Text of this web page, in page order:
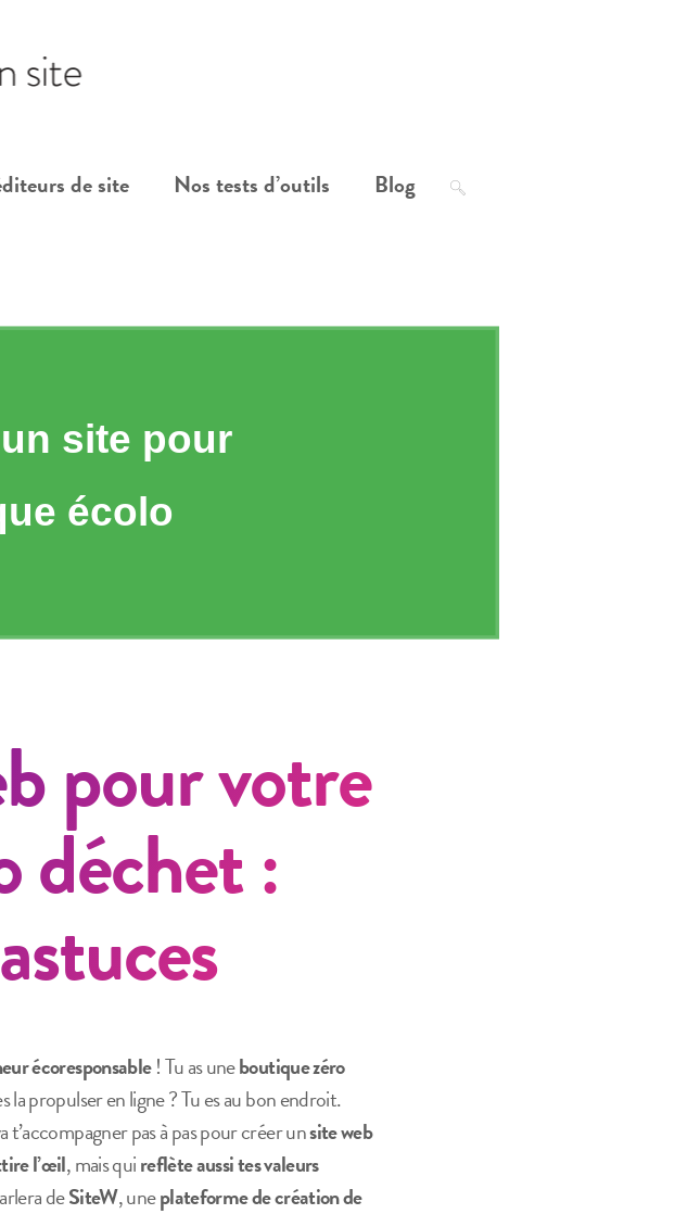
de site Nos tests d’outils Blog
pour votre
déchet :
écoresponsable! Tu as uneboutique zéro
la propulser en ligne ? Tu es au bon endroit.
t’accompagner pas à pas pour créer unsite web
l’œil, mais quireflète aussi tes valeurs
deSiteW, uneplateforme de création de